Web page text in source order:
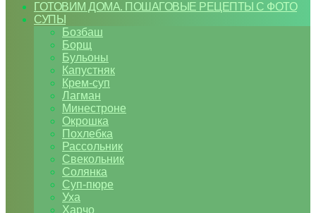
ГОТОВИМ ДОМА. ПОШАГОВЫЕ РЕЦЕПТЫ С ФОТО
СУПЫ
Бозбаш
Борщ
Бульоны
Капустняк
Крем-суп
Лагман
Минестроне
Окрошка
Похлебка
Рассольник
Свекольник
Солянка
Суп-пюре
Уха
Харчо